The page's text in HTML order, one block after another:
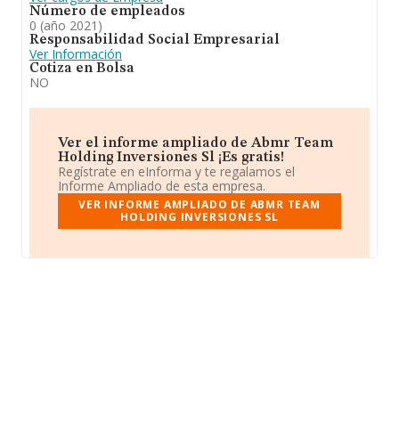
Número de empleados
0 (año 2021)
Responsabilidad Social Empresarial
Ver Información
Cotiza en Bolsa
NO
Ver el informe ampliado de Abmr Team
Holding Inversiones Sl ¡Es gratis!
Regístrate en eInforma y te regalamos el
Informe Ampliado de esta empresa.
VER INFORME AMPLIADO DE ABMR TEAM
HOLDING INVERSIONES SL